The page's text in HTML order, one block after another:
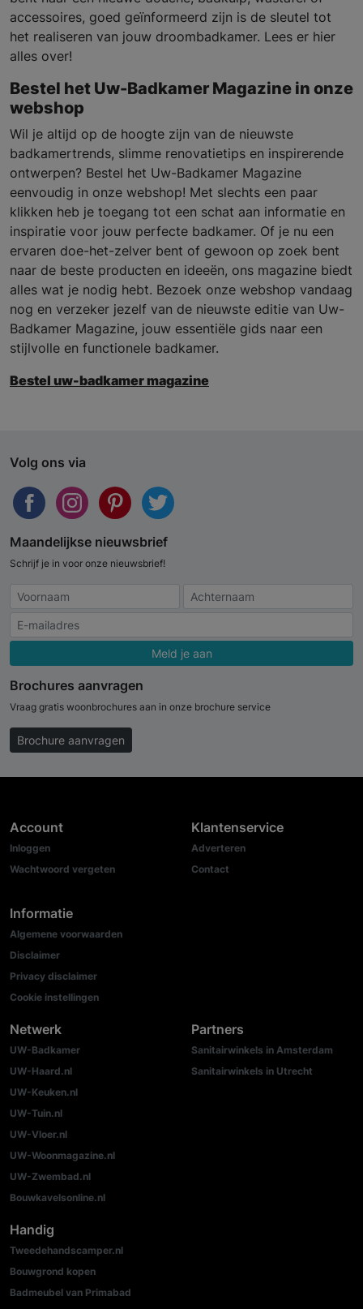
accessoires, goed geïnformeerd zijn is de sleutel tot
het realiseren van jouw droombadkamer. Lees er hier
alles over!
Bestel het Uw-Badkamer Magazine in onze
webshop
Wil je altijd op de hoogte zijn van de nieuwste
badkamertrends, slimme renovatietips en inspirerende
ontwerpen? Bestel het Uw-Badkamer Magazine
eenvoudig in onze webshop! Met slechts een paar
klikken heb je toegang tot een schat aan informatie en
inspiratie voor jouw perfecte badkamer. Of je nu een
ervaren doe-het-zelver bent of gewoon op zoek bent
naar de beste producten en ideeën, ons magazine biedt
alles wat je nodig hebt. Bezoek onze webshop vandaag
nog en verzeker jezelf van de nieuwste editie van Uw-
Badkamer Magazine, jouw essentiële gids naar een
stijlvolle en functionele badkamer.
Bestel uw-badkamer magazine
Volg ons via
Maandelijkse nieuwsbrief
Schrijf je in voor onze nieuwsbrief!
Meld je aan
Brochures aanvragen
Vraag gratis woonbrochures aan in onze brochure service
Brochure aanvragen
Account
Inloggen
Wachtwoord vergeten
Informatie
Algemene voorwaarden
Disclaimer
Privacy disclaimer
Cookie instellingen
Klantenservice
Adverteren
Contact
Netwerk
UW-Badkamer
UW-Haard.nl
UW-Keuken.nl
UW-Tuin.nl
UW-Vloer.nl
UW-Woonmagazine.nl
UW-Zwembad.nl
Bouwkavelsonline.nl
Partners
Sanitairwinkels in Amsterdam
Sanitairwinkels in Utrecht
Handig
Tweedehandscamper.nl
Bouwgrond kopen
Badmeubel van Primabad